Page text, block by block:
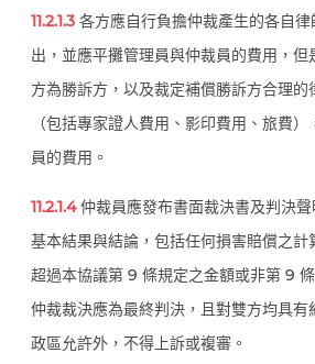
11.2.1.3 各方應自行負擔仲裁產生的各自
出，並應平攤管理員與仲裁員的費用，
方為勝訴方，以及裁定補償勝訴方合理的
（包括專家證人費用、影印費用、旅費
員的費用。
11.2.1.4仲裁員應發布書面裁決書及判決
基本結果與結論，包括任何損害賠償之
超過本協議第 9 條規定之金額或非第 9
仲裁裁決應為最終判決，且對雙方均具
政區允許外，不得上訴或複審。